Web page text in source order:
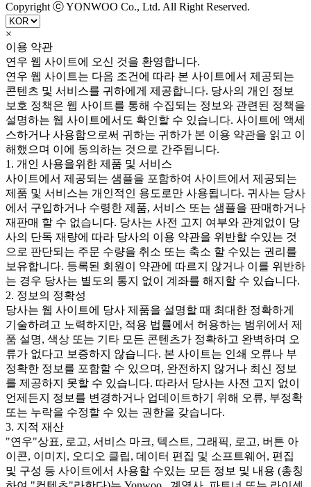
Copyright ⓒ YONWOO Co., Ltd. All Right Reserved.
×
이용 약관
연우 웹 사이트에 오신 것을 환영합니다.
연우 웹 사이트는 다음 조건에 따라 본 사이트에서 제공되는
콘텐츠 및 서비스를 귀하에게 제공합니다. 당사의 개인 정보
보호 정책은 웹 사이트를 통해 수집되는 정보와 관련된 정책을
설명하는 웹 사이트에서도 확인할 수 있습니다. 사이트에 액세
스하거나 사용함으로써 귀하는 귀하가 본 이용 약관을 읽고 이
해했으며 이에 동의하는 것으로 간주됩니다.
1. 개인 사용을위한 제품 및 서비스
사이트에서 제공되는 샘플을 포함하여 사이트에서 제공되는
제품 및 서비스는 개인적인 용도로만 사용됩니다. 귀사는 당사
에서 구입하거나 수령한 제품, 서비스 또는 샘플을 판매하거나
재판매 할 수 없습니다. 당사는 사전 고지 여부와 관계없이 당
사의 단독 재량에 따라 당사의 이용 약관을 위반할 수있는 것
으로 판단되는 주문 수량을 취소 또는 축소 할 수있는 권리를
보유합니다. 등록된 회원이 약관에 따르지 않거나 이를 위반하
는 경우 당사는 별도의 통지 없이 계좌를 해지할 수 있습니다.
2. 정보의 정확성
당사는 웹 사이트에 당사 제품을 설명할 때 최대한 정확하게
기술하려고 노력하지만, 적용 법률에서 허용하는 범위에서 제
품 설명, 색상 또는 기타 모든 콘텐츠가 정확하고 완벽하며 오
류가 없다고 보증하지 않습니다. 본 사이트는 인쇄 오류나 부
정확한 정보를 포함할 수 있으며, 완전하지 않거나 최신 정보
를 제공하지 못할 수 있습니다. 따라서 당사는 사전 고지 없이
언제든지 정보를 변경하거나 업데이트하기 위해 오류, 부정확
또는 누락을 수정할 수 있는 권한을 갖습니다.
3. 지적 재산
"연우"상표, 로고, 서비스 마크, 텍스트, 그래픽, 로고, 버튼 아
이콘, 이미지, 오디오 클립, 데이터 편집 및 소프트웨어, 편집
및 구성 등 사이트에서 사용할 수있는 모든 정보 및 내용 (총칭